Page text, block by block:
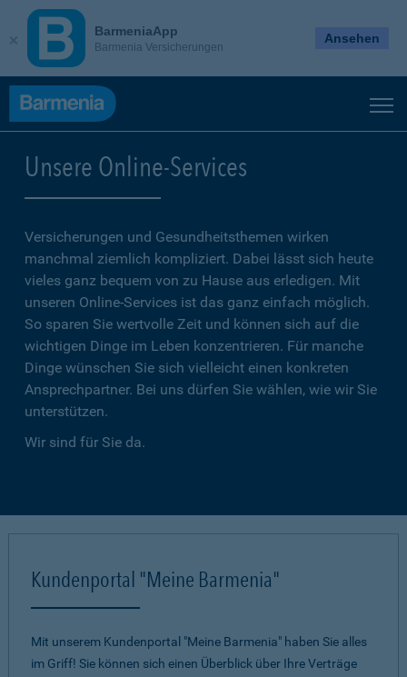
Unsere Online-Services
Versicherungen und Gesundheitsthemen wirken
manchmal ziemlich kompliziert. Dabei lässt sich heute
vieles ganz bequem von zu Hause aus erledigen. Mit
unseren Online-Services ist das ganz einfach möglich.
So sparen Sie wertvolle Zeit und können sich auf die
wichtigen Dinge im Leben konzentrieren. Für manche
Dinge wünschen Sie sich vielleicht einen konkreten
Ansprechpartner. Bei uns dürfen Sie wählen, wie wir Sie
unterstützen.
Wir sind für Sie da.
Kundenportal "Meine Barmenia"
Mit unserem Kundenportal "Meine Barmenia" haben Sie alles
im Griff! Sie können sich einen Überblick über Ihre Verträge
BarmeniaApp
Barmenia Versicherungen
Ansehen